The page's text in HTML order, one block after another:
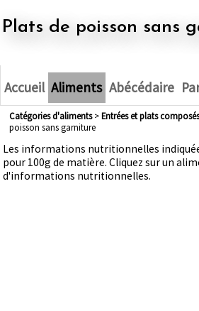
plats de poisson sans
Accueil Aliments Abécédaire
Catégories d'aliments> entrées et plats composés
poisson sans garniture
Les informations nutritionnelles
pour 100g de matière. Cliquez sur un
d'informations nutritionnelles.